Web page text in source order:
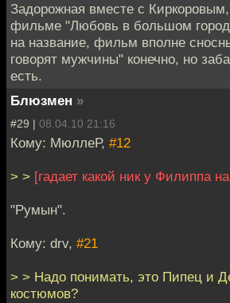
Задорожная вместе с
фильме "Любовь в большом
на название, фильм вполне
говорят мужчины" конечно, но
есть.
Блюзмен »
#29 | 08.04.10 21:16
Кому: МюллеР, #12
> > [гадает какой ник у Филиппа
"Румын".
Кому: drv, #21
> > Надо понимать, это Пипец и
костюмов?